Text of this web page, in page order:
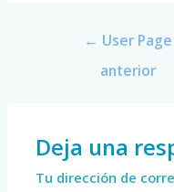
← User Page
anterior
Deja una
Tu dirección de